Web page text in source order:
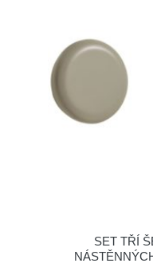
SET TŘÍ